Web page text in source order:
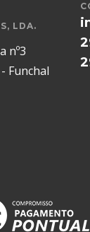
LDA.
nº3
Funchal